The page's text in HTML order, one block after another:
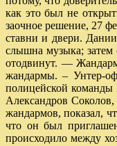
как это был не
заочное решение, 27
ставни и двери.
слышна музыка; затем
отодвинут. —
жандармы. – Унтер-
полицейской команды
Александров
жандармов, показал,
что он был
происходило между